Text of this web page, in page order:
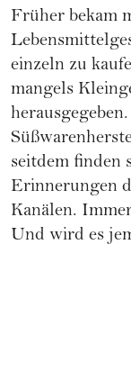
Früher bekam
einzeln zu
mangels
seitdem finden
Erinnerungen
Kanälen.
Und wird es